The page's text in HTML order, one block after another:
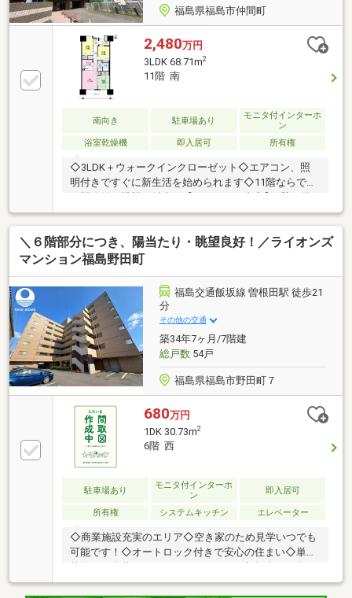
福島県福島市仲間町
2,480万円
3LDK 68.71m2
11階 南
南向き 駐車場あり
モニタ付インターホ
ン
浴室乾燥機
即入居可 所有権
◇3LDK＋ウォークインクローゼット◇エアコン、照
明付きですぐに新生活を始められます◇11階ならでは
井クロス張替え●CF張替(トイレ・脱衣所)●エコキュー
ト交換●トイレ交換●畳表替え●ハウスクリーニング◆
福島で31年の地域密着不動産会社です！Google口コミ
4.7！地元のお客様から多くの高評価をいただいていま
安…」「自己資金が少ないけど大丈夫？」という段階
でもお気軽にご相談ください。ライフプランのご相談
も可能です。
＼６階部分につき、陽当たり・眺望良好！／ライオンズ
マンション福島野田町
福島交通飯坂線 曽根田駅 徒歩21
分
その他の交通
築34年7ヶ月/7階建
総戸数54戸
福島県福島市野田町７
680万円
1DK 30.73m2
6階 西
駐車場あり
モニタ付インターホ
ン
即入居可
所有権 システムキッチン エレベーター
◇商業施設充実のエリア◇空き家のため見学いつでも
可能です！◇オートロック付きで安心の住まい◇単身
地域密着不動産会社です！Google口コミ 4.7！地元の